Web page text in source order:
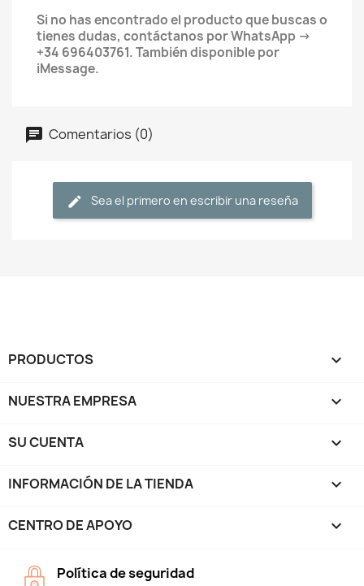
Si no has encontrado el producto que buscas o
tienes dudas, contáctanos por WhatsApp →
+34 696403761. También disponible por
iMessage.
Comentarios (0)
Sea el primero en escribir una reseña
PRODUCTOS 
NUESTRA EMPRESA 
SU CUENTA 
INFORMACIÓN DE LA TIENDA keyboard_arrow_down
CENTRO DE APOYO 
Política de seguridad